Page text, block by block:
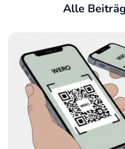
Alle